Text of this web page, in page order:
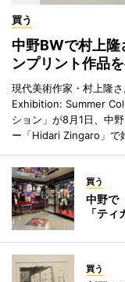
買う
中野BWで村上
ンプリント作品
現代美術作家・村上隆
Exhibition: Summer
ション」が8月1日、中
ー「Hidari Zingaro」で
買う
中野で
「テ
買う